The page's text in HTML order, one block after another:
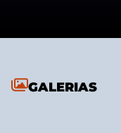
GALERIAS